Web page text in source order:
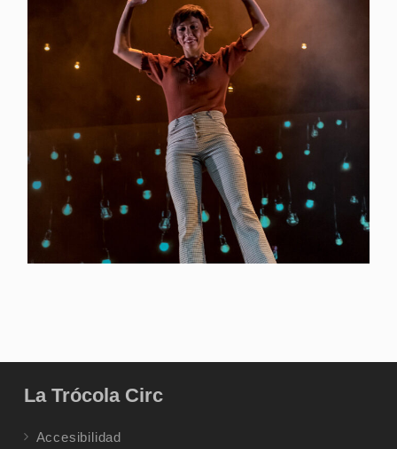
La Trócola Circ
Accesibilidad